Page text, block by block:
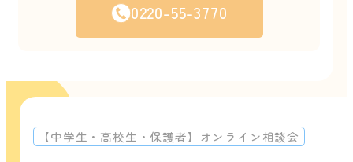
0220-55-3770
【中学生・高校生・保護者】オンライン相談会